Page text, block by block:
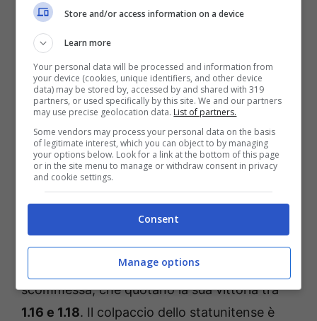
Davidovich Fokina, Jordan Thompson e
Karen Khachanov.
Per quanto riguarda i precedenti, il classe
2003 murciano si è aggiudicato gli unici due
testa a testa andati in scena finora
imponendosi al Masters 1000 di Miami nel
2023 e alla Laver Cup dello scorso anno. Sarà
lascia presagire che Carlos possa accadere
alla terza finale consecutiva a Londra. Ne
sono convinte anche le principali agenzie di
scommessa, che quotano la sua vittoria tra
1.16 e 1.18. Il colpaccio dello statunitense è
Store and/or access information on a device
Learn more
Your personal data will be processed and information from
your device (cookies, unique identifiers, and other device
data) may be stored by, accessed by and shared with 319
partners, or used specifically by this site. We and our partners
may use precise geolocation data. List of partners.
Some vendors may process your personal data on the basis
of legitimate interest, which you can object to by managing
your options below. Look for a link at the bottom of this page
or in the site menu to manage or withdraw consent in privacy
and cookie settings.
Consent
Manage options